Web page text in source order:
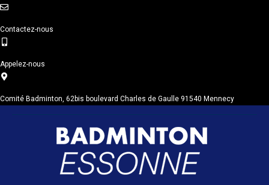
Contactez-nous
Appelez-nous
Comité Badminton, 62bis boulevard Charles de Gaulle 91540 Mennecy